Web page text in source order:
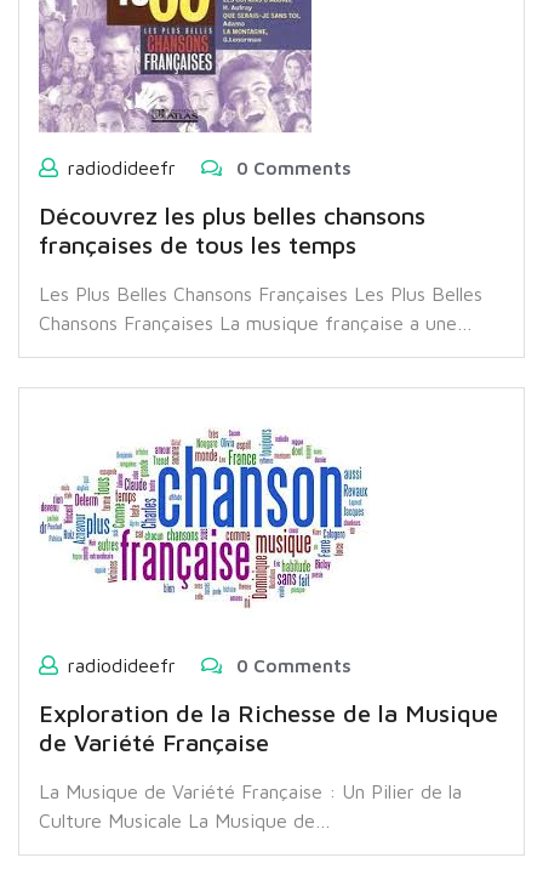
radiodideefr 0 Comments
Découvrez les plus belles chansons
françaises de tous les temps
Les Plus Belles Chansons Françaises Les Plus Belles
Chansons Françaises La musique française a une…
radiodideefr 0 Comments
Exploration de la Richesse de la Musique
de Variété Française
La Musique de Variété Française : Un Pilier de la
Culture Musicale La Musique de…